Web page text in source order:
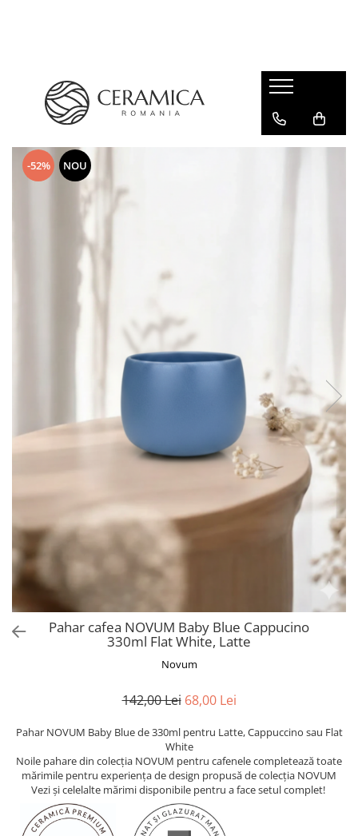
Căni & Cești
Pahare Ceramica Senso Novum
-52% NOU
Pahar cafea NOVUM Baby Blue Cappucino
330ml Flat White, Latte
Novum
142,00 Lei 68,00 Lei
Pahar NOVUM Baby Blue de 330ml pentru Latte, Cappuccino sau Flat
White
Noile pahare din colecția NOVUM pentru cafenele completează toate
mărimile pentru experiența de design propusă de colecția NOVUM
Vezi și celelalte mărimi disponibile pentru a face setul complet!